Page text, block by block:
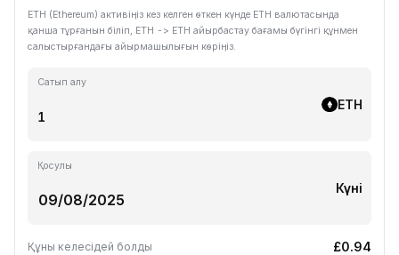
ETH (Ethereum) активіңіз кез келген өткен күнде ETH валютасында
қанша тұрғанын біліп, ETH -> ETH айырбастау бағамы бүгінгі құнмен
салыстырғандағы айырмашылығын көріңіз.
Сатып алу
ETH
Қосулы
Күні
Құны келесідей болды £0.94